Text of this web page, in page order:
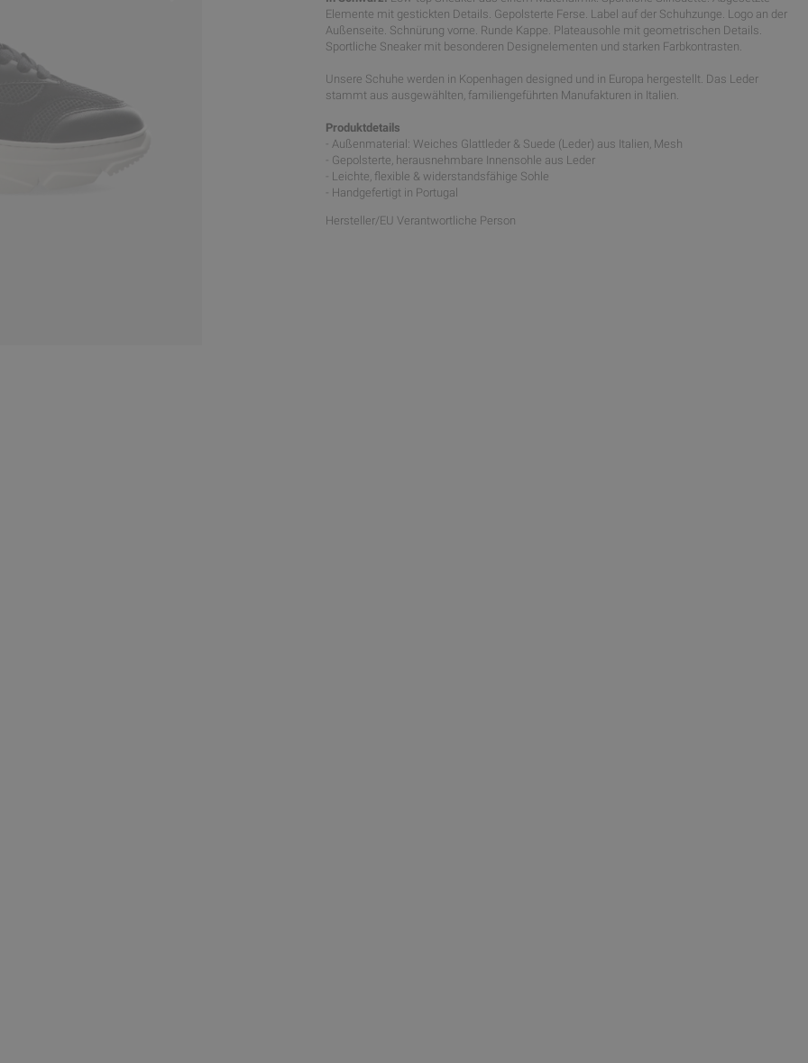
Elemente mit gestickten Details. Gepolsterte Ferse. Label auf der Schuhzunge. Logo an der
Außenseite. Schnürung vorne. Runde Kappe. Plateausohle mit geometrischen Details.
Sportliche Sneaker mit besonderen Designelementen und starken Farbkontrasten.
Unsere Schuhe werden in Kopenhagen designed und in Europa hergestellt. Das Leder
stammt aus ausgewählten, familiengeführten Manufakturen in Italien.
Produktdetails
- Außenmaterial: Weiches Glattleder & Suede (Leder) aus Italien, Mesh
- Gepolsterte, herausnehmbare Innensohle aus Leder
- Leichte, flexible & widerstandsfähige Sohle
- Handgefertigt in Portugal
Hersteller/EU Verantwortliche Person